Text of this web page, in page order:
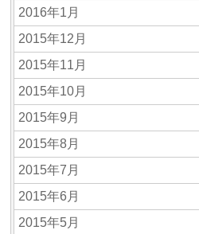
2016年1月
2015年12月
2015年11月
2015年10月
2015年9月
2015年8月
2015年7月
2015年6月
2015年5月